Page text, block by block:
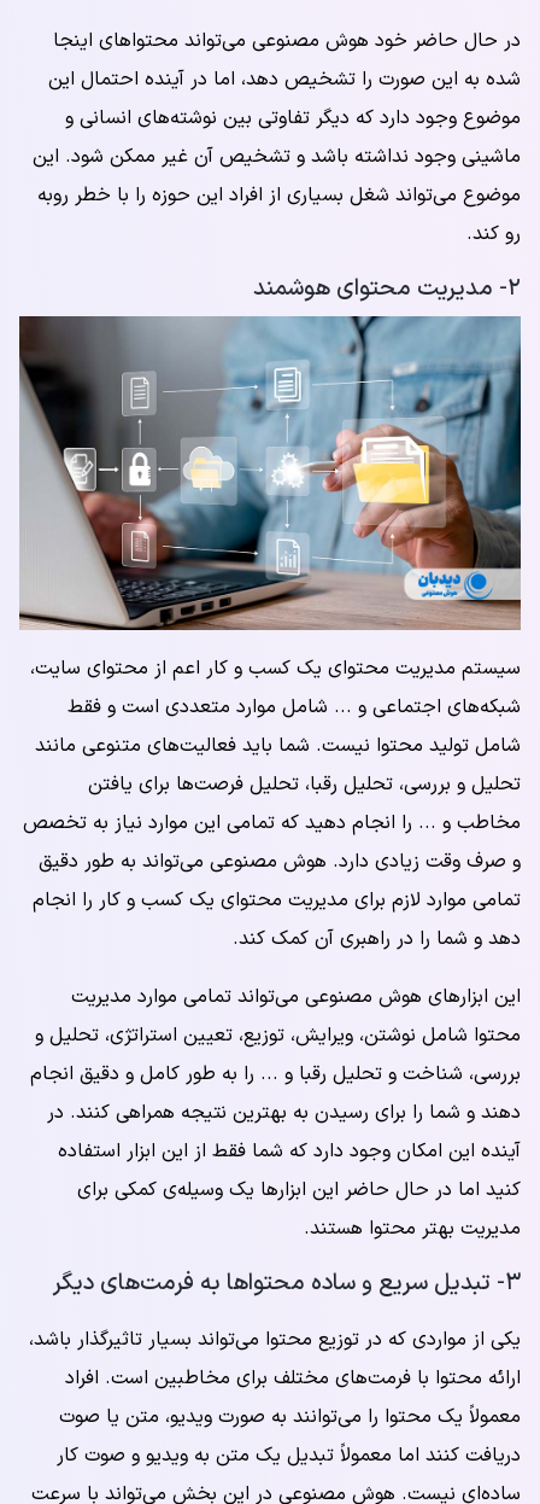
در حال حاضر خود هوش مصنوعی می‌تواند محتواهای اینجا
شده به این صورت را تشخیص دهد، اما در آینده احتمال این
موضوع وجود دارد که دیگر تفاوتی بین نوشته‌های انسانی و
ماشینی وجود نداشته باشد و تشخیص آن غیر ممکن شود. این
موضوع می‌تواند شغل بسیاری از افراد این حوزه را با خطر روبه
رو کند.
۲- مدیریت محتوای هوشمند
سیستم مدیریت محتوای یک کسب و کار اعم از محتوای سایت،
شبکه‌های اجتماعی و ... شامل موارد متعددی است و فقط
شامل تولید محتوا نیست. شما باید فعالیت‌های متنوعی مانند
تحلیل و بررسی، تحلیل رقبا، تحلیل فرصت‌ها برای یافتن
مخاطب و ... را انجام دهید که تمامی این موارد نیاز به تخصص
و صرف وقت زیادی دارد. هوش مصنوعی می‌تواند به طور دقیق
تمامی موارد لازم برای مدیریت محتوای یک کسب و کار را انجام
دهد و شما را در راهبری آن کمک کند.
این ابزارهای هوش مصنوعی می‌تواند تمامی موارد مدیریت
محتوا شامل نوشتن، ویرایش، توزیع، تعیین استراتژی، تحلیل و
بررسی، شناخت و تحلیل رقبا و ... را به طور کامل و دقیق انجام
دهند و شما را برای رسیدن به بهترین نتیجه همراهی کنند. در
آینده این امکان وجود دارد که شما فقط از این ابزار استفاده
کنید اما در حال حاضر این ابزارها یک وسیله‌ی کمکی برای
مدیریت بهتر محتوا هستند.
۳- تبدیل سریع و ساده محتواها به فرمت‌های دیگر
یکی از مواردی که در توزیع محتوا می‌تواند بسیار تاثیرگذار باشد،
ارائه محتوا با فرمت‌های مختلف برای مخاطبین است. افراد
معمولاً یک محتوا را می‌توانند به صورت ویدیو، متن یا صوت
دریافت کنند اما معمولاً تبدیل یک متن به ویدیو و صوت کار
ساده‌ای نیست. هوش مصنوعی در این بخش می‌تواند با سرعت